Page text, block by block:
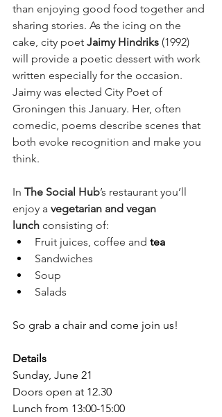
than enjoying good food together and
sharing stories. As the icing on the
cake, city poet Jaimy Hindriks (1992)
will provide a poetic dessert with work
written especially for the occasion.
Jaimy was elected City Poet of
Groningen this January. Her, often
comedic, poems describe scenes that
both evoke recognition and make you
think.
In The Social Hub’s restaurant you’ll
enjoy a vegetarian and vegan
lunch consisting of:
Fruit juices, coffee and tea
Sandwiches
Soup
Salads
So grab a chair and come join us!
Details
Sunday, June 21
Doors open at 12.30
Lunch from 13:00-15:00